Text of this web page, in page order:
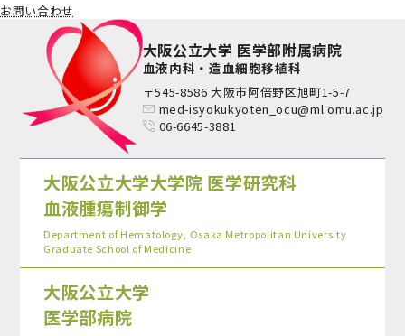
お問い合わせ
大阪公立大学 医学部附属病院
血液内科・造血細胞移植科
〒545-8586 大阪市阿倍野区旭町1-5-7
med-isyokukyoten_ocu@ml.omu.ac.jp
06-6645-3881
大阪公立大学大学院 医学研究科
血液腫瘍制御学
Department of Hematology, Osaka Metropolitan University
Graduate School of Medicine
大阪公立大学
医学部病院